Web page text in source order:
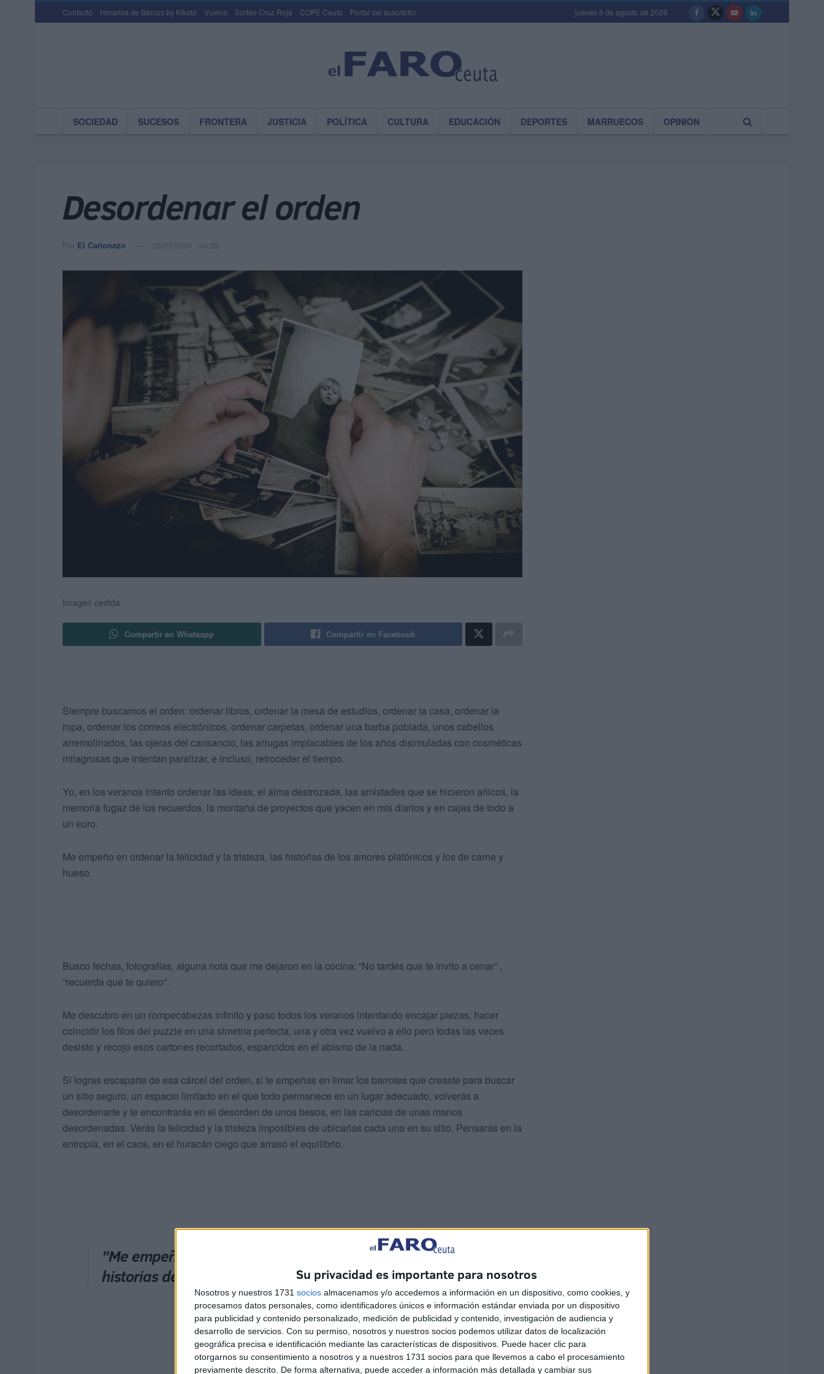
Su privacidad es importante para nosotros
Nosotros y nuestros 1731 socios almacenamos y/o accedemos a información en un dispositivo, como cookies, y
procesamos datos personales, como identificadores únicos e información estándar enviada por un dispositivo
para publicidad y contenido personalizado, medición de publicidad y contenido, investigación de audiencia y
desarrollo de servicios. Con su permiso, nosotros y nuestros socios podemos utilizar datos de localización
geográfica precisa e identificación mediante las características de dispositivos. Puede hacer clic para
otorgarnos su consentimiento a nosotros y a nuestros 1731 socios para que llevemos a cabo el procesamiento
previamente descrito. De forma alternativa, puede acceder a información más detallada y cambiar sus
Contacto Horarios de Barcos by Kikoto Vuelos Sorteo Cruz Roja COPE Ceuta Portal del suscriptor jueves 6 de agosto de 2026
SOCIEDAD SUCESOS FRONTERA JUSTICIA POLÍTICA CULTURA EDUCACIÓN DEPORTES MARRUECOS OPINIÓN
Desordenar el orden
Por El Cañonazo 03/07/2024 - 04:25
Imagen cedida
Compartir en Whatsapp Compartir en Facebook
Siempre buscamos el orden: ordenar libros, ordenar la mesa de estudios, ordenar la casa, ordenar la
ropa, ordenar los correos electrónicos, ordenar carpetas, ordenar una barba poblada, unos cabellos
arremolinados, las ojeras del cansancio, las arrugas implacables de los años disimuladas con cosméticas
milagrosas que intentan paralizar, e incluso, retroceder el tiempo.
Yo, en los veranos intento ordenar las ideas, el alma destrozada, las amistades que se hicieron añicos, la
memoria fugaz de los recuerdos, la montaña de proyectos que yacen en mis diarios y en cajas de todo a
un euro.
Me empeño en ordenar la felicidad y la tristeza, las historias de los amores platónicos y los de carne y
hueso.
Busco fechas, fotografías, alguna nota que me dejaron en la cocina: “No tardes que te invito a cenar” ,
“recuerda que te quiero”.
Me descubro en un rompecabezas infinito y paso todos los veranos intentando encajar piezas, hacer
coincidir los filos del puzzle en una simetría perfecta; una y otra vez vuelvo a ello pero todas las veces
desisto y recojo esos cartones recortados, esparcidos en el abismo de la nada.
Si logras escaparte de esa cárcel del orden, si te empeñas en limar los barrotes que creaste para buscar
un sitio seguro, un espacio limitado en el que todo permanece en un lugar adecuado, volverás a
desordenarte y te encontrarás en el desorden de unos besos, en las caricias de unas manos
desordenadas. Verás la felicidad y la tristeza imposibles de ubicarlas cada una en su sitio. Pensarás en la
entropía, en el caos, en el huracán ciego que arrasó el equilibrio.
"Me empeño en ordenar la felicidad y la tristeza, las
historias de los amores platónicos y los de carne y hueso"